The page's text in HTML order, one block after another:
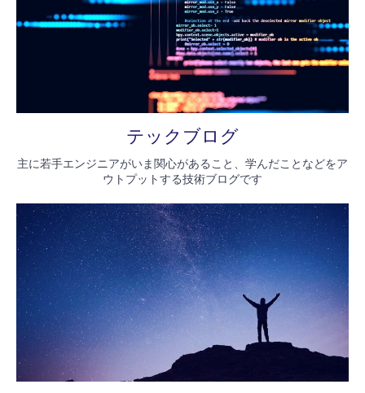
テックブログ
主に若手エンジニアがいま関心があること、学んだことなどをア
ウトプットする技術ブログです